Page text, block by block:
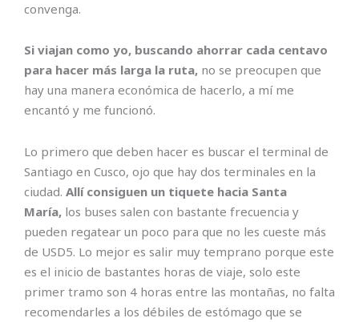
convenga.
Si viajan como yo, buscando ahorrar cada centavo
para hacer más larga la ruta, no se preocupen que
hay una manera económica de hacerlo, a mí me
encantó y me funcionó.
Lo primero que deben hacer es buscar el terminal de
Santiago en Cusco, ojo que hay dos terminales en la
ciudad. Allí consiguen un tiquete hacia Santa
María, los buses salen con bastante frecuencia y
pueden regatear un poco para que no les cueste más
de USD5. Lo mejor es salir muy temprano porque este
es el inicio de bastantes horas de viaje, solo este
primer tramo son 4 horas entre las montañas, no falta
recomendarles a los débiles de estómago que se